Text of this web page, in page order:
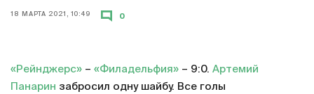
18 МАРТА 2021, 10:49 0
«Рейнджерс» – «Филадельфия» – 9:0. Артемий
Панарин забросил одну шайбу. Все голы